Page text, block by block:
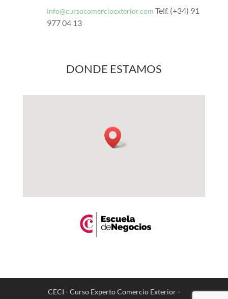
info@cursocomercioexterior.com Telf. (+34) 91
977 04 13
DONDE ESTAMOS
CECI - Curso Experto Comercio Exterior -